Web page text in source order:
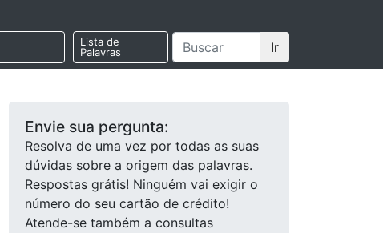
Lista de
Palavras
Ir
Envie sua pergunta:
Resolva de uma vez por todas as suas
dúvidas sobre a origem das palavras.
Respostas grátis! Ninguém vai exigir o
número do seu cartão de crédito!
Atende-se também a consultas